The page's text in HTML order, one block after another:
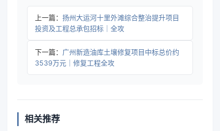
上一篇： 扬州大运河十里外滩综合整治提升项目
投资及工程总承包招标｜全攻
下一篇： 广州新造油库土壤修复项目中标总价约
3539万元｜修复工程全攻
相关推荐